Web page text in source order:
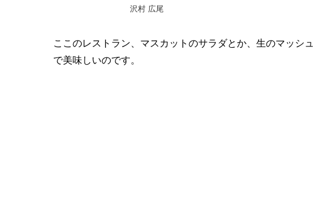
沢村 広尾
ここのレストラン、マスカットのサラダとか、生のマッシ
で美味しいのです。